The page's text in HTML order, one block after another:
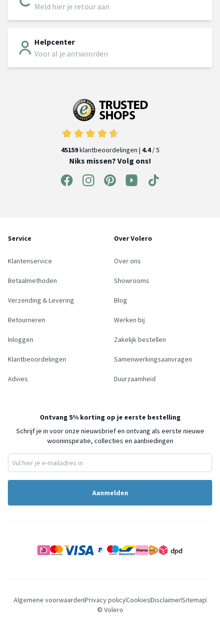
Meld hier je retour aan
Helpcenter
Voor al je antwoorden
45159klantbeoordelingen | 4.4/ 5
Niks missen? Volg ons!
Service
Klantenservice
Betaalmethoden
Verzending & Levering
Retourneren
Inloggen
Klantbeoordelingen
Advies
Over Volero
Over ons
Showrooms
Blog
Werken bij
Zakelijk bestellen
Samenwerkingsaanvragen
Duurzaamheid
Ontvang 5% korting op je eerste bestelling
Schrijf je in voor onze nieuwsbrief en ontvang als eerste nieuwe
wooninspiratie, collecties en aanbiedingen
Aanmelden
Algemene voorwaardenPrivacy policyCookiesDisclaimerSitemap
© Volero